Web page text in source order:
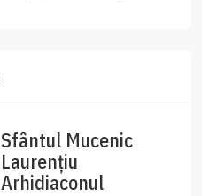
Sfântul Mucenic
Laurențiu
Arhidiaconul